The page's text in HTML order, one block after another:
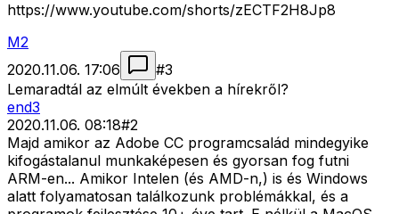
https://www.youtube.com/shorts/zECTF2H8Jp8
M2
2020.11.06. 17:06
#3
Lemaradtál az elmúlt években a hírekről?
end3
2020.11.06. 08:18#2
Majd amikor az Adobe CC programcsalád mindegyike
kifogástalanul munkaképesen és gyorsan fog futni
ARM-en... Amikor Intelen (és AMD-n,) is és Windows
alatt folyamatosan találkozunk problémákkal, és a